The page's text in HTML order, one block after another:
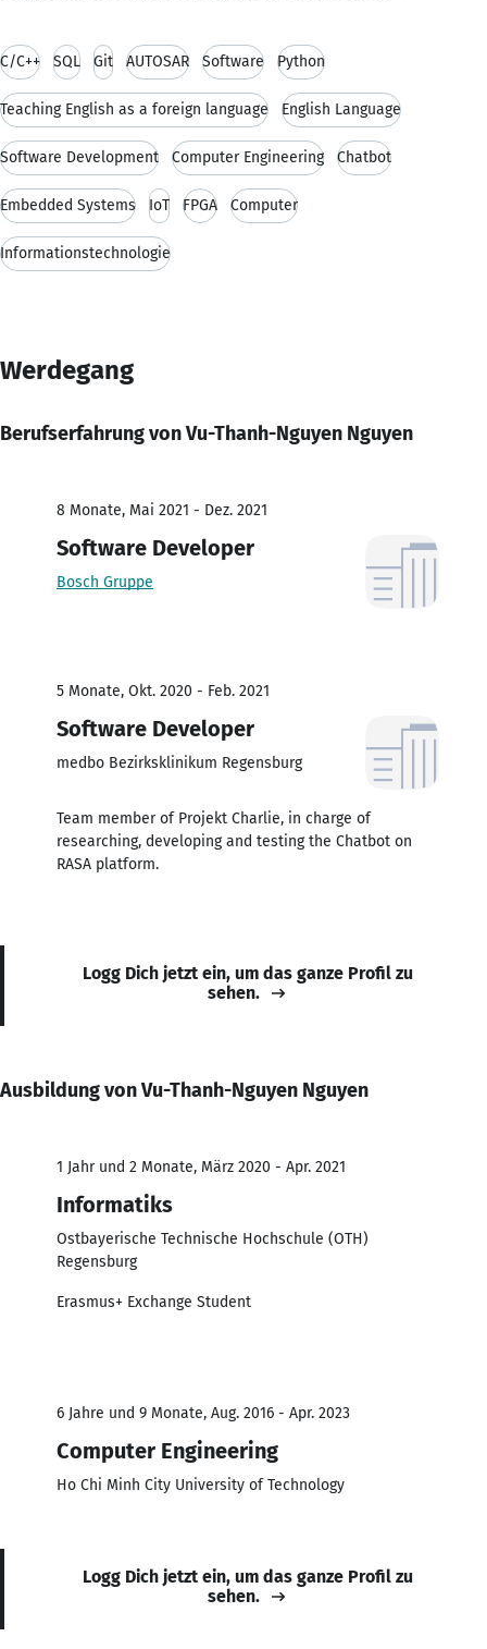
C/C++ SQL Git AUTOSAR Software Python
Teaching English as a foreign language English Language
Software Development Computer Engineering Chatbot
Embedded Systems IoT FPGA Computer
Informationstechnologie
Werdegang
Berufserfahrung von Vu-Thanh-Nguyen Nguyen
8 Monate, Mai 2021 - Dez. 2021
Software Developer
Bosch Gruppe
5 Monate, Okt. 2020 - Feb. 2021
Software Developer
medbo Bezirksklinikum Regensburg
Team member of Projekt Charlie, in charge of
researching, developing and testing the Chatbot on
RASA platform.
Logg Dich jetzt ein, um das ganze Profil zu
sehen.
Ausbildung von Vu-Thanh-Nguyen Nguyen
1 Jahr und 2 Monate, März 2020 - Apr. 2021
Informatiks
Ostbayerische Technische Hochschule (OTH)
Regensburg
Erasmus+ Exchange Student
6 Jahre und 9 Monate, Aug. 2016 - Apr. 2023
Computer Engineering
Ho Chi Minh City University of Technology
Logg Dich jetzt ein, um das ganze Profil zu
sehen.